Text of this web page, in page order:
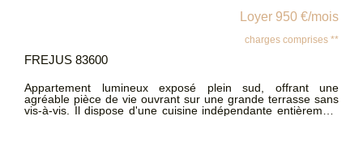
Loyer 950 €/mois
charges comprises **
FREJUS 83600
Appartement lumineux exposé plein sud, offrant une
agréable pièce de vie ouvrant sur une grande terrasse sans
vis-à-vis. Il dispose d'une cuisine indépendante entièrement